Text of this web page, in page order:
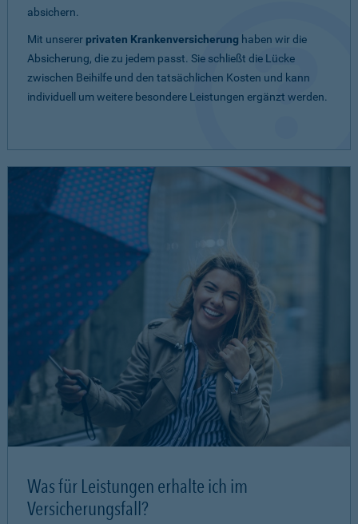
absichern.
Mit unserer privaten Krankenversicherung haben wir die
Absicherung, die zu jedem passt. Sie schließt die Lücke
zwischen Beihilfe und den tatsächlichen Kosten und kann
individuell um weitere besondere Leistungen ergänzt werden.
Was für Leistungen erhalte ich im
Versicherungsfall?